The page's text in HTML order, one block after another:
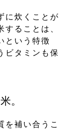
に炊くことが
することは、
という特徴
ビタミンも保
。
を補い合うこ